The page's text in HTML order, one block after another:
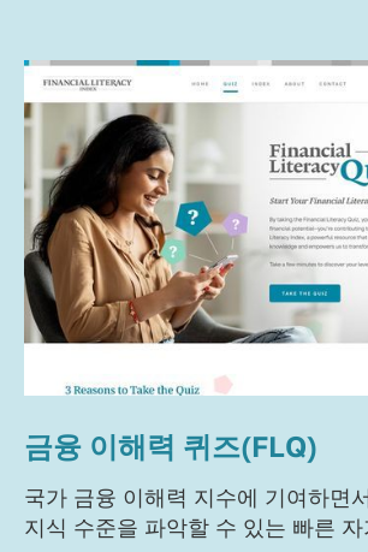
금융 이해력 퀴즈(FLQ)
국가 금융 이해력 지수에 기여하면
지식 수준을 파악할 수 있는 빠른